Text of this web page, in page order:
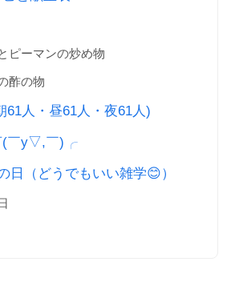
ピーマンの炒め物
酢の物
61人・昼61人・夜61人)
(￣y▽,￣)╭
日（どうでもいい雑学😊）